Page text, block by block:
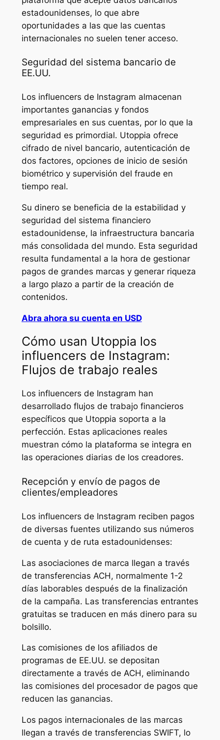
estadounidenses, lo que abre
oportunidades a las que las cuentas
internacionales no suelen tener acceso.
Seguridad del sistema bancario de
EE.UU.
Los influencers de Instagram almacenan
importantes ganancias y fondos
empresariales en sus cuentas, por lo que la
seguridad es primordial. Utoppia ofrece
cifrado de nivel bancario, autenticación de
dos factores, opciones de inicio de sesión
biométrico y supervisión del fraude en
tiempo real.
Su dinero se beneficia de la estabilidad y
seguridad del sistema financiero
estadounidense, la infraestructura bancaria
más consolidada del mundo. Esta seguridad
resulta fundamental a la hora de gestionar
pagos de grandes marcas y generar riqueza
a largo plazo a partir de la creación de
contenidos.
Abra ahora su cuenta en USD
Cómo usan Utoppia los
influencers de Instagram:
Flujos de trabajo reales
Los influencers de Instagram han
desarrollado flujos de trabajo financieros
específicos que Utoppia soporta a la
perfección. Estas aplicaciones reales
muestran cómo la plataforma se integra en
las operaciones diarias de los creadores.
Recepción y envío de pagos de
clientes/empleadores
Los influencers de Instagram reciben pagos
de diversas fuentes utilizando sus números
de cuenta y de ruta estadounidenses:
Las asociaciones de marca llegan a través
de transferencias ACH, normalmente 1-2
días laborables después de la finalización
de la campaña. Las transferencias entrantes
gratuitas se traducen en más dinero para su
bolsillo.
Las comisiones de los afiliados de
programas de EE.UU. se depositan
directamente a través de ACH, eliminando
las comisiones del procesador de pagos que
reducen las ganancias.
Los pagos internacionales de las marcas
llegan a través de transferencias SWIFT, lo